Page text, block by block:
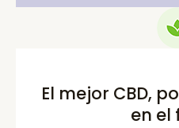
El mejor CBD,
en el